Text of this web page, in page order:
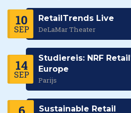
10
SEP
RetailTrends Live
DeLaMar Theater
14
SEP
Studiereis: NRF
Europe
Parijs
Sustainable Retail